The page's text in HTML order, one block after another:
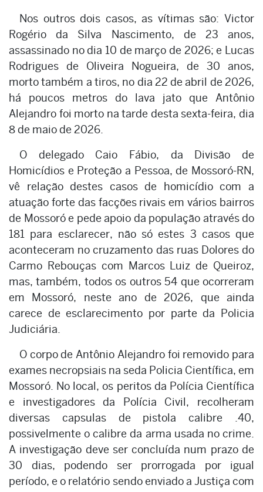
Nos outros dois casos, as vítimas são: Victor
Rogério da Silva Nascimento, de 23 anos,
assassinado no dia 10 de março de 2026; e Lucas
Rodrigues de Oliveira Nogueira, de 30 anos,
morto também a tiros, no dia 22 de abril de 2026,
há poucos metros do lava jato que Antônio
Alejandro foi morto na tarde desta sexta-feira, dia
8 de maio de 2026.
O delegado Caio Fábio, da Divisão de
Homicídios e Proteção a Pessoa, de Mossoró-RN,
vê relação destes casos de homicídio com a
atuação forte das facções rivais em vários bairros
de Mossoró e pede apoio da população através do
181 para esclarecer, não só estes 3 casos que
aconteceram no cruzamento das ruas Dolores do
Carmo Rebouças com Marcos Luiz de Queiroz,
mas, também, todos os outros 54 que ocorreram
em Mossoró, neste ano de 2026, que ainda
carece de esclarecimento por parte da Policia
Judiciária.
O corpo de Antônio Alejandro foi removido para
exames necropsiais na seda Policia Científica, em
Mossoró. No local, os peritos da Polícia Científica
e investigadores da Polícia Civil, recolheram
diversas capsulas de pistola calibre .40,
possivelmente o calibre da arma usada no crime.
A investigação deve ser concluída num prazo de
30 dias, podendo ser prorrogada por igual
período, e o relatório sendo enviado a Justiça com